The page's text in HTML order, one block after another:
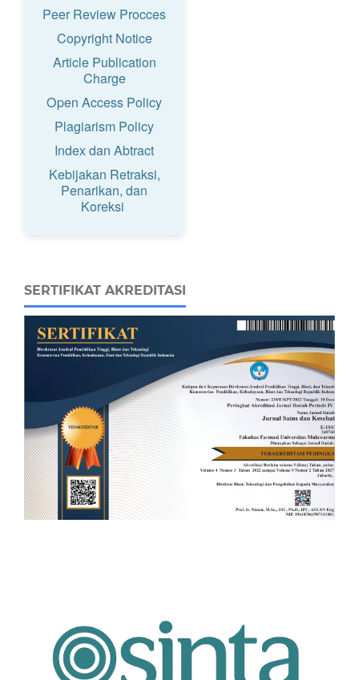
Peer Review Procces
Copyright Notice
Article Publication
Charge
Open Access Policy
Plagiarism Policy
Index dan Abtract
Kebijakan Retraksi,
Penarikan, dan
Koreksi
SERTIFIKAT AKREDITASI